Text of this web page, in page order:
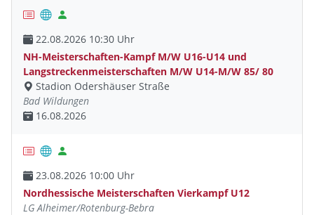
22.08.2026 10:30 Uhr
NH-Meisterschaften-Kampf M/W U16-U14 und
Langstreckenmeisterschaften M/W U14-M/W 85/ 80
Stadion Odershäuser Straße
Bad Wildungen
16.08.2026
23.08.2026 10:00 Uhr
Nordhessische Meisterschaften Vierkampf U12
LG Alheimer/Rotenburg-Bebra